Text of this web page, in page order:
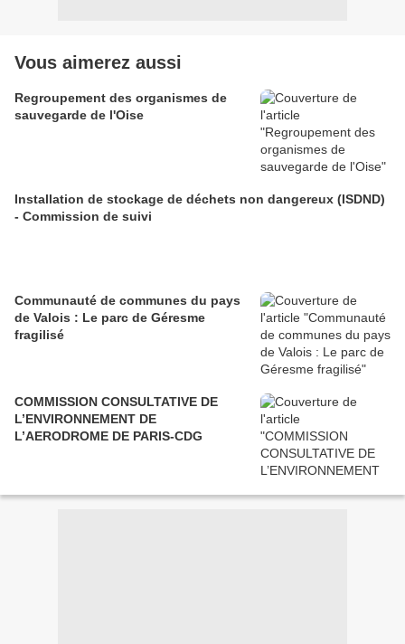
Vous aimerez aussi
Regroupement des organismes de
sauvegarde de l'Oise
Installation de stockage de déchets non dangereux (ISDND)
- Commission de suivi
Communauté de communes du pays
de Valois : Le parc de Géresme
fragilisé
COMMISSION CONSULTATIVE DE
L’ENVIRONNEMENT DE
L’AERODROME DE PARIS-CDG